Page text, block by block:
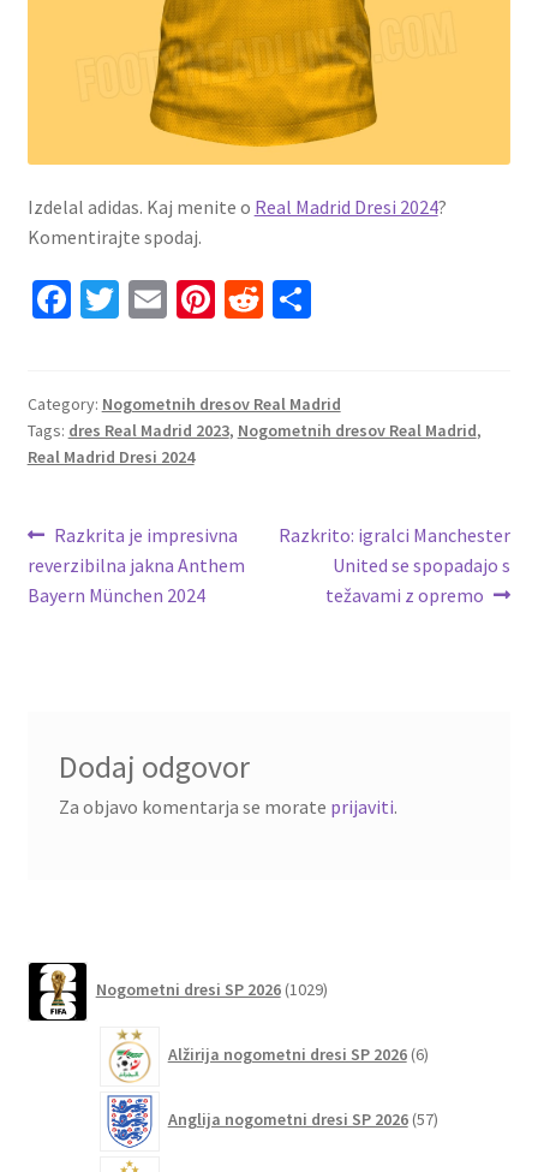
Izdelal adidas. Kaj menite o Real Madrid Dresi 2024?
Komentirajte spodaj.
Fa
o
o
T
er
E
l
Pi
es
t
R
di
t
S
e
Category: Nogometnih dresov Real Madrid
Tags: dres Real Madrid 2023, Nogometnih dresov Real Madrid,
Real Madrid Dresi 2024
Navigacija
prispevka
Previous
post:
Razkrita je impresivna
reverzibilna jakna Anthem
Bayern München 2024
Next
Razkrito: igralci Manchester
United se spopadajo s
težavami z opremo
Dodaj odgovor
Za objavo komentarja se morate prijaviti.
Nogometni dresi SP 2026 1029izdelkov
Alžirija nogometni dresi SP 2026 6izdelkov
Anglija nogometni dresi SP 2026 57izdelkov